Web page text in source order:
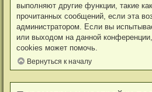
выполняют другие функции, такие
прочитанных сообщений, если эта
администратором. Если вы
или выходом на данной
cookies может помочь.
Вернуться к началу